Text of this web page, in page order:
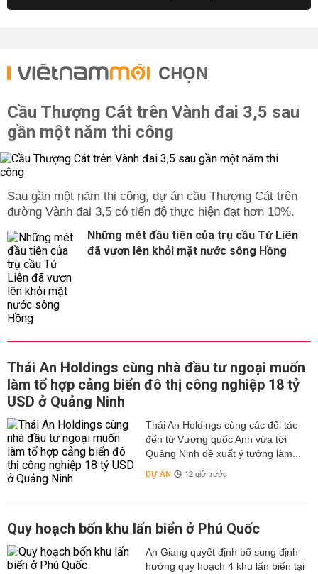
CHỌN
Cầu Thượng Cát trên Vành đai 3,5 sau
gần một năm thi công
Sau gần một năm thi công, dự án cầu Thượng Cát trên
đường Vành đai 3,5 có tiến độ thực hiện đạt hơn 10%.
Những mét đầu tiên của trụ cầu Tứ Liên
đã vươn lên khỏi mặt nước sông Hồng
Thái An Holdings cùng nhà đầu tư ngoại muốn
làm tổ hợp cảng biển đô thị công nghiệp 18 tỷ
USD ở Quảng Ninh
Thái An Holdings cùng các đối tác
đến từ Vương quốc Anh vừa tới
Quảng Ninh đề xuất ý tưởng làm...
DỰ ÁN 12 giờ trước
Quy hoạch bốn khu lấn biển ở Phú Quốc
An Giang quyết định bổ sung định
hướng quy hoạch 4 khu lấn biển tại